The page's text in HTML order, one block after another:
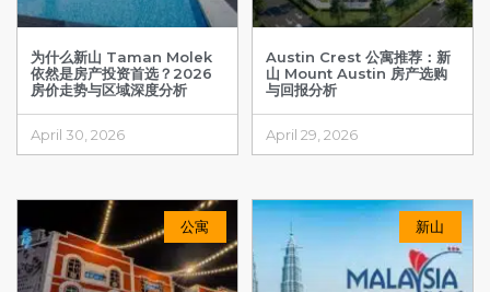
为什么新山 Taman Molek
依然是房产投资首选？2026
房价走势与区域深度分析
April 30, 2026
Austin Crest 公寓推荐：新
山 Mount Austin 房产选购
与回报分析
April 29, 2026
公寓 新山